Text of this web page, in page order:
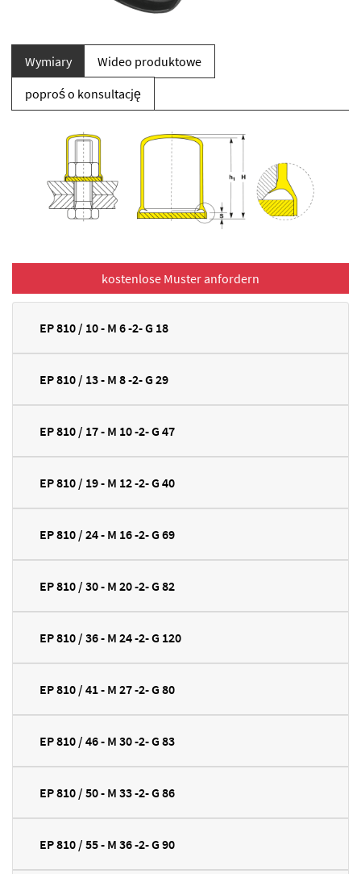
Wymiary
Wideo produktowe
poproś o konsultację
EP 810 / 10 - M 6 -2- G 18
EP 810 / 13 - M 8 -2- G 29
EP 810 / 17 - M 10 -2- G 47
EP 810 / 19 - M 12 -2- G 40
EP 810 / 24 - M 16 -2- G 69
EP 810 / 30 - M 20 -2- G 82
EP 810 / 36 - M 24 -2- G 120
EP 810 / 41 - M 27 -2- G 80
EP 810 / 46 - M 30 -2- G 83
EP 810 / 50 - M 33 -2- G 86
EP 810 / 55 - M 36 -2- G 90